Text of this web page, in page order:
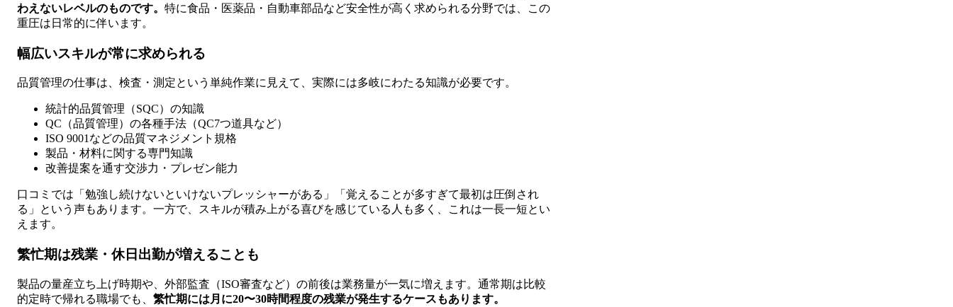
わえないレベルのものです。 特に食品・医薬品・自動車部品など安全性が高く求められる分野では、この
重圧は日常的に伴います。
幅広いスキルが常に求められる
品質管理の仕事は、検査・測定という単純作業に見えて、実際には多岐にわたる知識が必要です。
統計的品質管理（SQC）の知識
QC（品質管理）の各種手法（QC7つ道具など）
ISO 9001などの品質マネジメント規格
製品・材料に関する専門知識
改善提案を通す交渉力・プレゼン能力
口コミでは「勉強し続けないといけないプレッシャーがある」「覚えることが多すぎて最初は圧倒され
る」という声もあります。一方で、スキルが積み上がる喜びを感じている人も多く、これは一長一短とい
えます。
繁忙期は残業・休日出勤が増えることも
製品の量産立ち上げ時期や、外部監査（ISO審査など）の前後は業務量が一気に増えます。通常期は比較
的定時で帰れる職場でも、 繁忙期には月に20〜30時間程度の残業が発生するケースもあります。